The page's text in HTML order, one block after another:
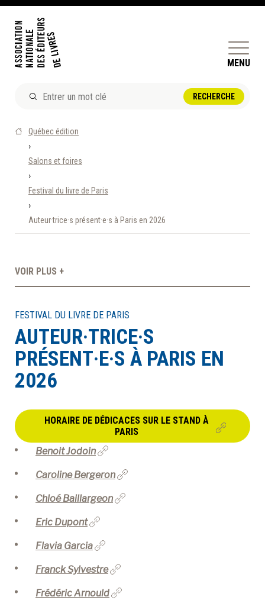
MENU
DOSSIERS ET ENJEUX
ÊTRE ÉDITEUR·TRICE
PERFECTIONNEMENT
ET SERVICES AUX MEMBRES
RÉPERTOIRE DES MEMBRES
À PROPOS DEVENIR MEMBRE
Québec édition
›
Salons et foires
›
Festival du livre de Paris
›
Auteur·trice·s présent·e·s à Paris en 2026
FESTIVAL DU LIVRE DE PARIS
AUTEUR·TRICE·S
PRÉSENT·E·S À PARIS EN
2026
HORAIRE DE DÉDICACES SUR LE STAND À
PARIS
Benoit Jodoin
Caroline Bergeron
Chloé Baillargeon
Eric Dupont
Flavia Garcia
Franck Sylvestre
Frédéric Arnould
VOIR PLUS +